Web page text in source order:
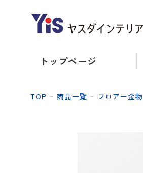
トップページ
TOP 商品一覧 フロアー金物